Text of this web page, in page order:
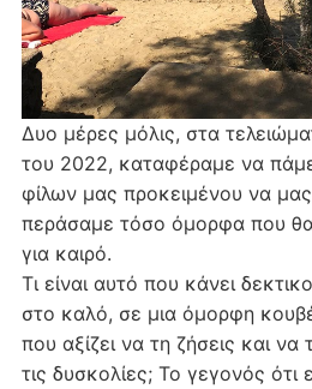
Δυο μέρες μόλις, στα
του 2022, καταφέραμε να
φίλων μας προκειμένου να
περάσαμε τόσο όμορφα που
για καιρό.
Τι είναι αυτό που κάνει
στο καλό, σε μια όμορφη
που αξίζει να τη ζήσεις και
τις δυσκολίες; Το γεγονός ότι